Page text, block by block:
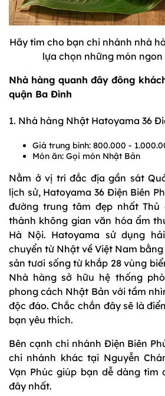
Hãy tìm cho bạn chi nhánh nhà
lựa chọn những món ngon
Nhà hàng quanh đây đông
quận Ba Đình
1. Nhà hàng Nhật Hatoyama 36
Giá trung bình: 800.000 -
Món ăn: Gọi món Nhật Bản
Nằm ở vị trí đắc địa gần sát
lịch sử, Hatoyama 36 Điện Biên
đường trung tâm đẹp nhất
thành không gian văn hóa ẩm
Hà Nội. Hatoyama sử dụng
chuyển từ Nhật về Việt Nam
sản tươi sống từ khắp 28 vùng
Nhà hàng sở hữu hệ thống
phong cách Nhật Bản với tầm
độc đáo. Chắc chắn đây sẽ là
bạn yêu thích.
Bên cạnh chi nhánh Điện Biên
chi nhánh khác tại Nguyễn
Vạn Phúc giúp bạn dễ dàng tìm
đây nhất.